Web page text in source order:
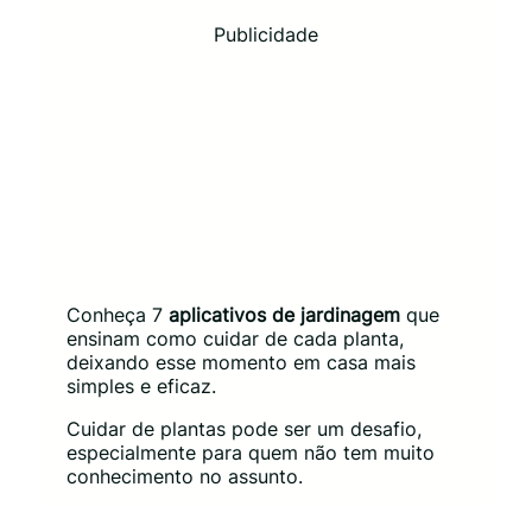
Publicidade
Conheça 7 aplicativos de jardinagem que
ensinam como cuidar de cada planta,
deixando esse momento em casa mais
simples e eficaz.
Cuidar de plantas pode ser um desafio,
especialmente para quem não tem muito
conhecimento no assunto.